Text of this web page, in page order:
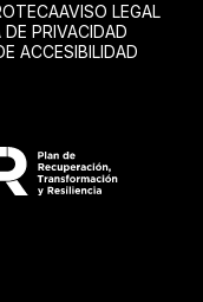
AVISO LEGAL
PRIVACIDAD
ACCESIBILIDAD